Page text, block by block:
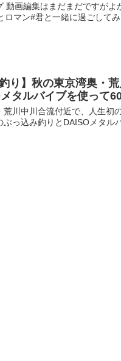
動画編集はまだまだですがよ
ロマン#君と一緒に過ごしてみ
釣り】秋の東京湾奥
タルバイブを使って
荒川中川合流付近で、人生初
ぶっ込み釣りとDAISOメタル